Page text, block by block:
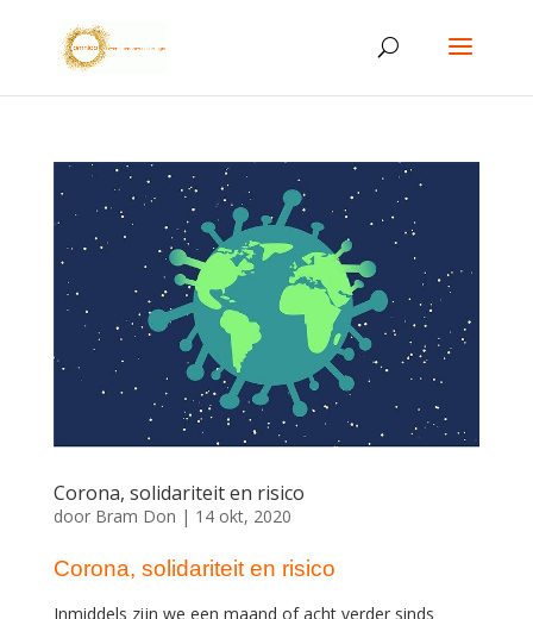
Corona, solidariteit en risico
door Bram Don | 14 okt, 2020
Corona, solidariteit en risico
Inmiddels zijn we een maand of acht verder sinds